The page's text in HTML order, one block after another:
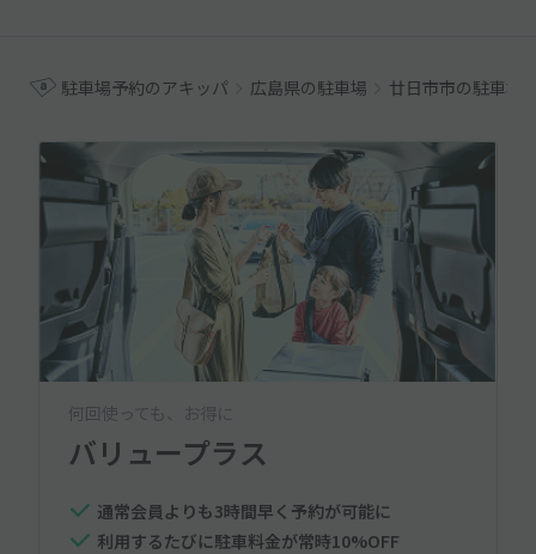
駐車場予約のアキッパ 広島県の駐車場 廿日市市の駐車場
何回使っても、お得に
バリュープラス
通常会員よりも3時間早く予約が可能に
利用するたびに駐車料金が常時10%OFF